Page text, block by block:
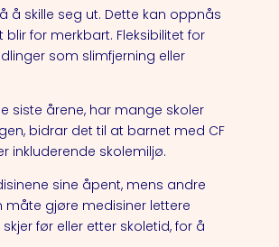
skille seg ut. Dette kan oppnås
for merkbart. Fleksibilitet for
som slimfjerning eller
siste årene, har mange skoler
bidrar det til at barnet med CF
inkluderende skolemiljø.
sine åpent, mens andre
måte gjøre medisiner lettere
før eller etter skoletid, for å